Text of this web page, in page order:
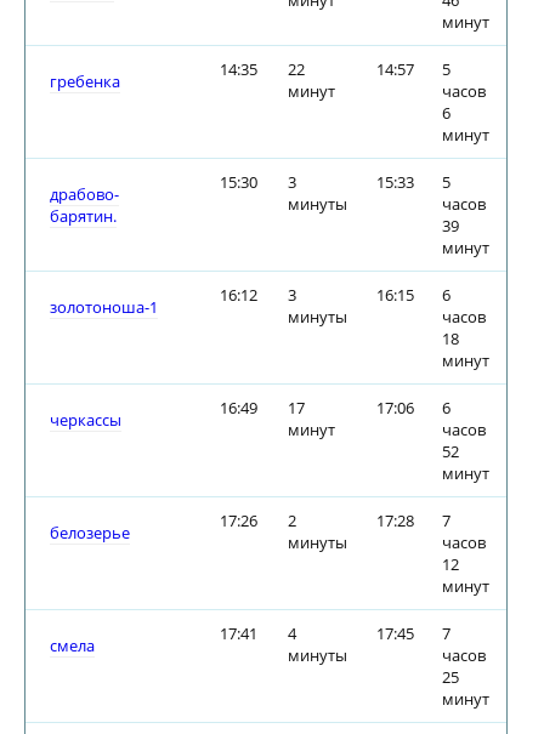
минут
гребенка
14:35
22
минут
14:57
5
часов
6
минут
драбово-
барятин.
15:30
3
минуты
15:33
5
часов
39
минут
золотоноша-1
16:12
3
минуты
16:15
6
часов
18
минут
черкассы
16:49
17
минут
17:06
6
часов
52
минут
белозерье
17:26
2
минуты
17:28
7
часов
12
минут
смела
17:41
4
минуты
17:45
7
часов
25
минут